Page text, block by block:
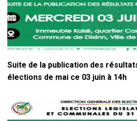
Suite de la publication des
élections de mai ce 03 juin à 14h